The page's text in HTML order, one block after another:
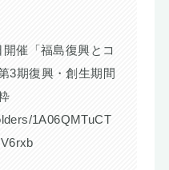
催「福島復興とコ
3期復興・創生期間
粋
1A06QMTuCT